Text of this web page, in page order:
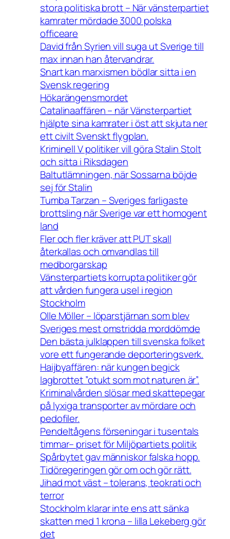
stora politiska brott – När vänsterpartiet
kamrater mördade 3000 polska
officeare
David från Syrien vill suga ut Sverige till
max innan han återvandrar.
Snart kan marxismen bödlar sitta i en
Svensk regering
Hökarängensmordet
Catalinaaffären – när Vänsterpartiet
hjälpte sina kamrater i öst att skjuta ner
ett civilt Svenskt flygplan.
Kriminell V politiker vill göra Stalin Stolt
och sitta i Riksdagen
Baltutlämningen, när Sossarna böjde
sej för Stalin
Tumba Tarzan – Sveriges farligaste
brottsling när Sverige var ett homogent
land
Fler och fler kräver att PUT skall
återkallas och omvandlas till
medborgarskap
Vänsterpartiets korrupta politiker gör
att vården fungera usel i region
Stockholm
Olle Möller – löparstjärnan som blev
Sveriges mest omstridda morddömde
Den bästa julklappen till svenska folket
vore ett fungerande deporteringsverk.
Haijbyaffären: när kungen begick
lagbrottet ”otukt som mot naturen är”.
Kriminalvården slösar med skattepegar
på lyxiga transporter av mördare och
pedofiler.
Pendeltågens förseningar i tusentals
timmar– priset för Miljöpartiets politik
Spårbytet gav människor falska hopp.
Tidöregeringen gör om och gör rätt.
Jihad mot väst – tolerans, teokrati och
terror
Stockholm klarar inte ens att sänka
skatten med 1 krona – lilla Lekeberg gör
det